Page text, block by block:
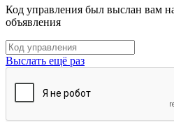
Код управления был выслан вам
объявления
Выслать ещё раз